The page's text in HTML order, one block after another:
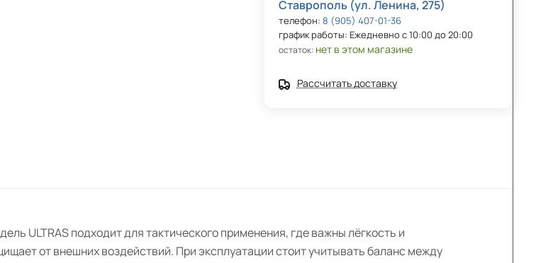
Ставрополь (ул. Ленина, 275)
телефон: 8 (905) 407-01-36
график работы: Ежедневно с 10:00 до 20:00
остаток: нет в этом магазине
Рассчитать доставку
ULTRAS подходит для тактического применения, где важны лёгкость и
от внешних воздействий. При эксплуатации стоит учитывать баланс между